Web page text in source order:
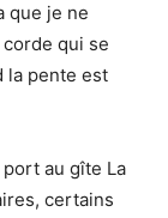
que je ne
corde qui se
la pente est
au gîte La
certains